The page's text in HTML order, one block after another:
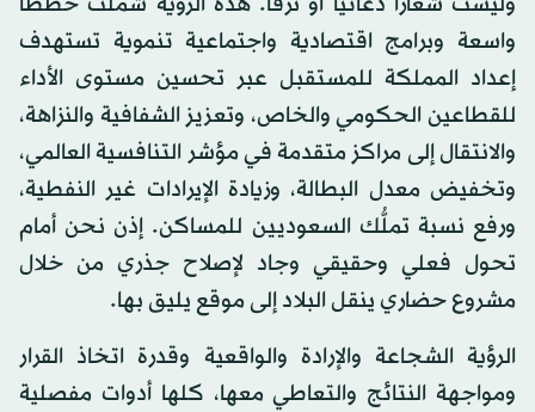
واسعة وبرامج اقتصادية واجتماعية تنموية تستهدف
إعداد المملكة للمستقبل عبر تحسين مستوى الأداء
للقطاعين الحكومي والخاص، وتعزيز الشفافية والنزاهة،
والانتقال إلى مراكز متقدمة في مؤشر التنافسية العالمي،
وتخفيض معدل البطالة، وزيادة الإيرادات غير النفطية،
ورفع نسبة تملُّك السعوديين للمساكن. إذن نحن أمام
تحول فعلي وحقيقي وجاد لإصلاح جذري من خلال
مشروع حضاري ينقل البلاد إلى موقع يليق بها.
الرؤية الشجاعة والإرادة والواقعية وقدرة اتخاذ القرار
ومواجهة النتائج والتعاطي معها، كلها أدوات مفصلية